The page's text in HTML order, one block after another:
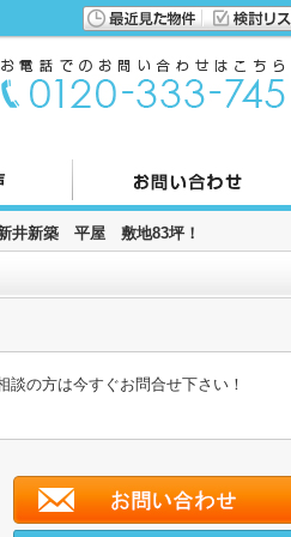
井新築 平屋 敷地83坪！
の方は今すぐお問合せ下さい！